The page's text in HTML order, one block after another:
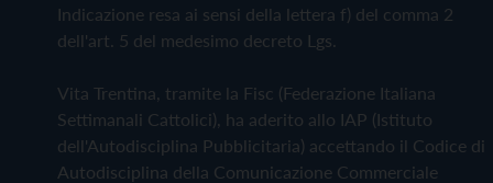
Indicazione resa ai sensi della lettera f) del comma 2
dell'art. 5 del medesimo decreto Lgs.
Vita Trentina, tramite la Fisc (Federazione Italiana
Settimanali Cattolici), ha aderito allo IAP (Istituto
dell'Autodisciplina Pubblicitaria) accettando il Codice di
Autodisciplina della Comunicazione Commerciale